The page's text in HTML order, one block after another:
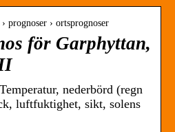
prognoser › ortsprognoser
för Garphyttan,
nederbörd (regn
luftfuktighet, sikt, solens